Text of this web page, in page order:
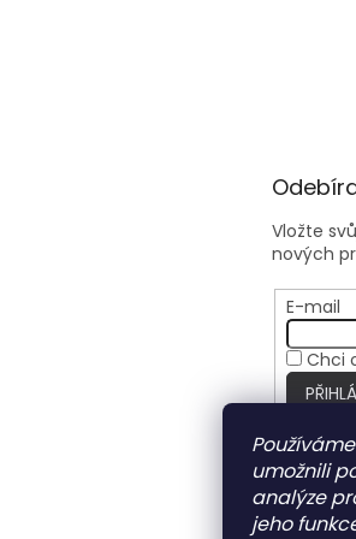
umožnili
analýze
jeho
Vložte
nových
E-mail
Chci